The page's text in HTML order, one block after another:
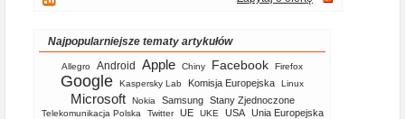
Najpopularniejsze tematy artykułów
Allegro Android Apple Chiny Facebook Firefox
Google Kaspersky Lab Komisja Europejska Linux
Microsoft Nokia Samsung Stany Zjednoczone
Telekomunikacja Polska Twitter UE UKE USA Unia Europejska